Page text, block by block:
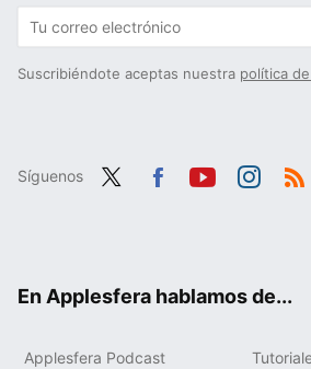
Suscribiéndote aceptas nuestra política
Síguenos
En Applesfera hablamos de...
Applesfera Podcast